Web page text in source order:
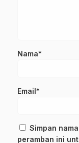
Nama*
Email*
Simpan
peramban ini